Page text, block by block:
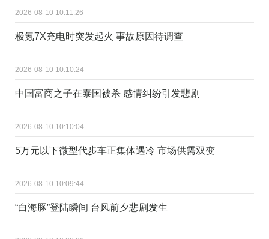
2026-08-10 10:11:26
极氪7X充电时突发起火 事故原因待调查
2026-08-10 10:10:24
中国富商之子在泰国被杀 感情纠纷引发悲剧
2026-08-10 10:10:04
5万元以下微型代步车正集体遇冷 市场供需双变
2026-08-10 10:09:44
“白海豚”登陆瞬间 台风前夕悲剧发生